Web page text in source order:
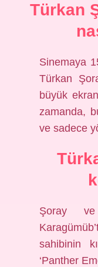
Türkan
Sinemaya
Türkan
büyük
zamanda,
ve sadece
Şoray
sahibinin
‘Panther